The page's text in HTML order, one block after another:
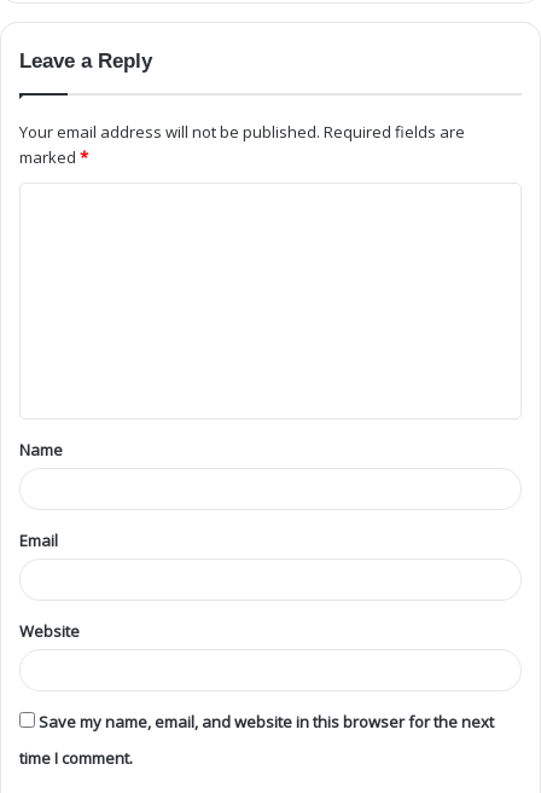
Leave a Reply
Your email address will not be published. Required fields are
marked *
Name
Email
Website
Save my name, email, and website in this browser for the next
time I comment.